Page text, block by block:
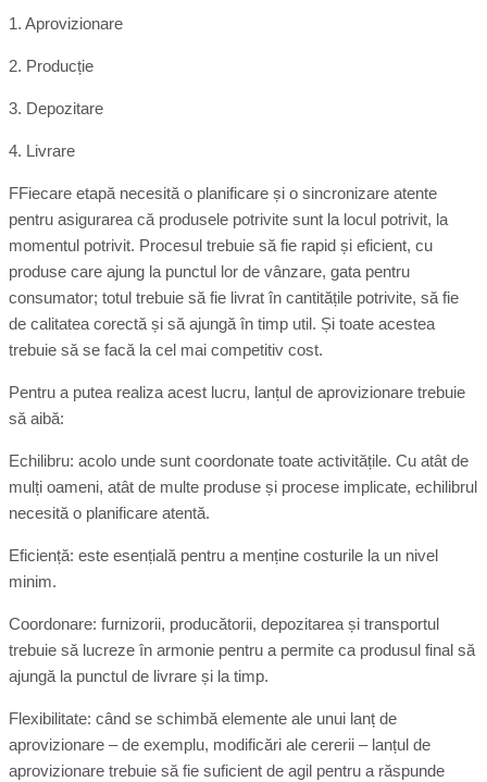
1. Aprovizionare
2. Producție
3. Depozitare
4. Livrare
FFiecare etapă necesită o planificare și o sincronizare atente
pentru asigurarea că produsele potrivite sunt la locul potrivit, la
momentul potrivit. Procesul trebuie să fie rapid și eficient, cu
produse care ajung la punctul lor de vânzare, gata pentru
consumator; totul trebuie să fie livrat în cantitățile potrivite, să fie
de calitatea corectă și să ajungă în timp util. Și toate acestea
trebuie să se facă la cel mai competitiv cost.
Pentru a putea realiza acest lucru, lanțul de aprovizionare trebuie
să aibă:
Echilibru: acolo unde sunt coordonate toate activitățile. Cu atât de
mulți oameni, atât de multe produse și procese implicate, echilibrul
necesită o planificare atentă.
Eficiență: este esențială pentru a menține costurile la un nivel
minim.
Coordonare: furnizorii, producătorii, depozitarea și transportul
trebuie să lucreze în armonie pentru a permite ca produsul final să
ajungă la punctul de livrare și la timp.
Flexibilitate: când se schimbă elemente ale unui lanț de
aprovizionare – de exemplu, modificări ale cererii – lanțul de
aprovizionare trebuie să fie suficient de agil pentru a răspunde